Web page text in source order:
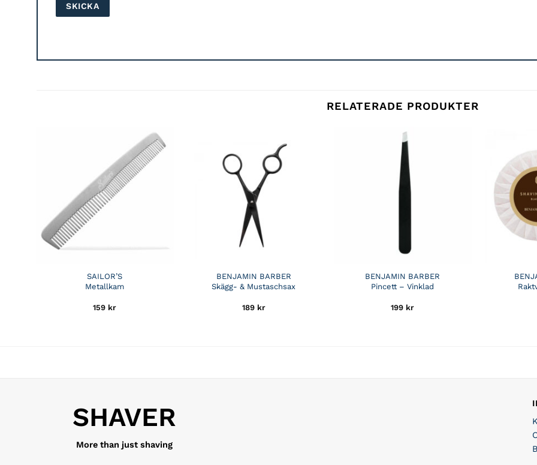
RELATERADE PRODUKTER
SAILOR’S
Metallkam
159 kr
BENJAMIN BARBER
Skägg- & Mustaschsax
189 kr
BENJAMIN BARBER
Pincett – Vinklad
199 kr
SHAVER
More than just shaving